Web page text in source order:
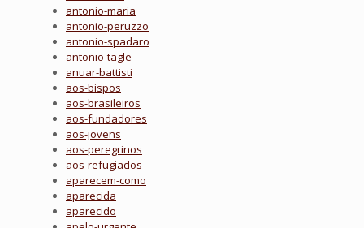
antonio-maria
antonio-peruzzo
antonio-spadaro
antonio-tagle
anuar-battisti
aos-bispos
aos-brasileiros
aos-fundadores
aos-jovens
aos-peregrinos
aos-refugiados
aparecem-como
aparecida
aparecido